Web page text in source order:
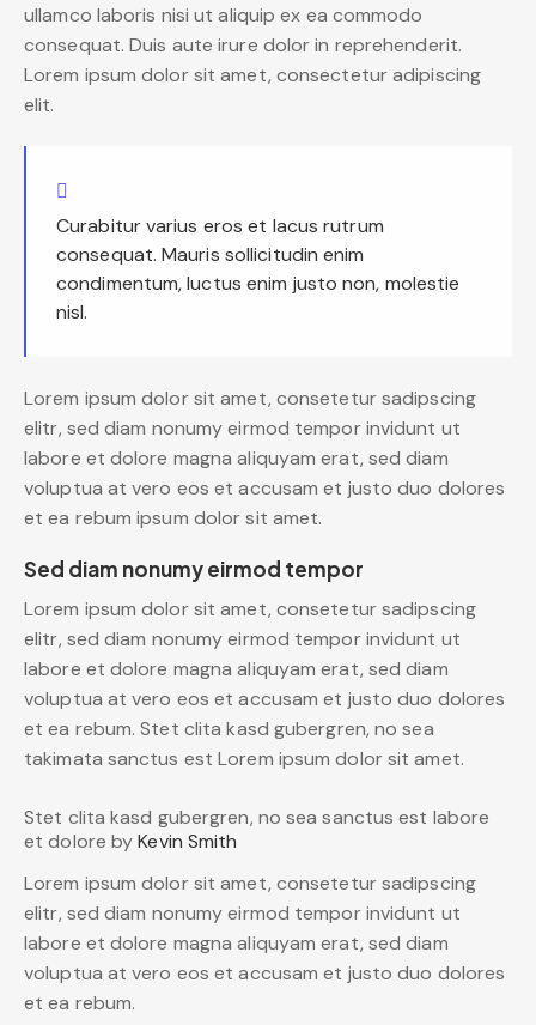
ullamco laboris nisi ut aliquip ex ea commodo
consequat. Duis aute irure dolor in reprehenderit.
Lorem ipsum dolor sit amet, consectetur adipiscing
elit.
Curabitur varius eros et lacus rutrum
consequat. Mauris sollicitudin enim
condimentum, luctus enim justo non, molestie
nisl.
Lorem ipsum dolor sit amet, consetetur sadipscing
elitr, sed diam nonumy eirmod tempor invidunt ut
labore et dolore magna aliquyam erat, sed diam
voluptua at vero eos et accusam et justo duo dolores
et ea rebum ipsum dolor sit amet.
Sed diam nonumy eirmod tempor
Lorem ipsum dolor sit amet, consetetur sadipscing
elitr, sed diam nonumy eirmod tempor invidunt ut
labore et dolore magna aliquyam erat, sed diam
voluptua at vero eos et accusam et justo duo dolores
et ea rebum. Stet clita kasd gubergren, no sea
takimata sanctus est Lorem ipsum dolor sit amet.
Stet clita kasd gubergren, no sea sanctus est labore
et dolore byKevin Smith
Lorem ipsum dolor sit amet, consetetur sadipscing
elitr, sed diam nonumy eirmod tempor invidunt ut
labore et dolore magna aliquyam erat, sed diam
voluptua at vero eos et accusam et justo duo dolores
et ea rebum.